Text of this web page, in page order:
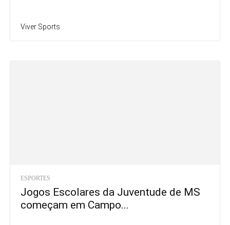
Viver Sports
ESPORTES
Jogos Escolares da Juventude de MS
começam em Campo...